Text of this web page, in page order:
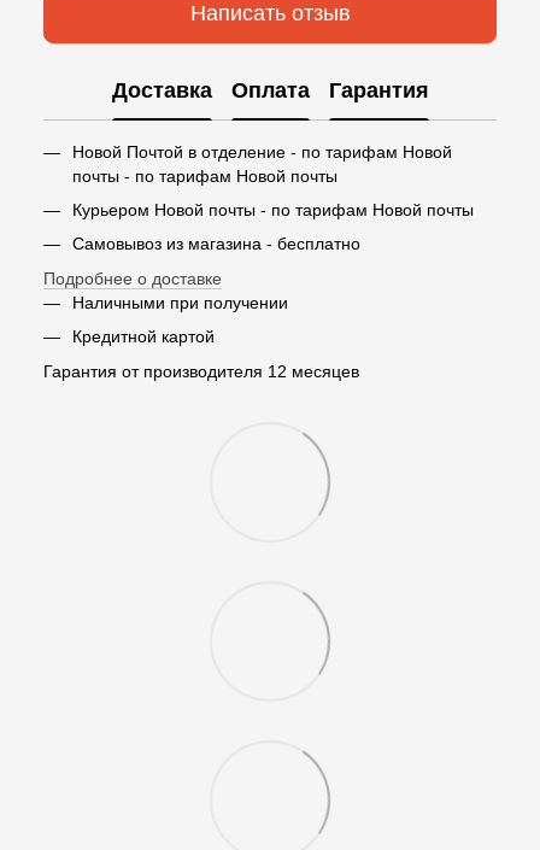
Написать отзыв
Доставка Оплата Гарантия
Новой Почтой в отделение - по тарифам Новой
почты - по тарифам Новой почты
Курьером Новой почты - по тарифам Новой почты
Самовывоз из магазина - бесплатно
Подробнее о доставке
Наличными при получении
Кредитной картой
Гарантия от производителя 12 месяцев